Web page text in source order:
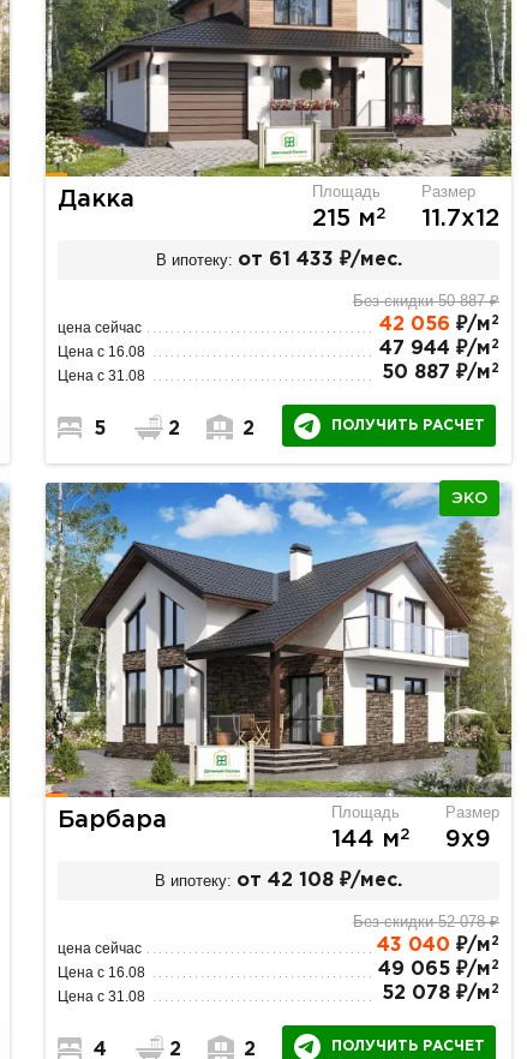
Дакка Площадь
215 м2
Размер
11.7х12
В ипотеку: от 61 433 ₽/мес.
Без скидки 50 887 ₽
цена сейчас 42 056 ₽/м 2
Цена с 16.08 47 944 ₽/м 2
Цена с 31.08 50 887 ₽/м 2
5 2 2 ПОЛУЧИТЬ РАСЧЕТ
ЭКО
Барбара Площадь
144 м2
Размер
9х9
В ипотеку: от 42 108 ₽/мес.
Без скидки 52 078 ₽
цена сейчас 43 040 ₽/м 2
Цена с 16.08 49 065 ₽/м 2
Цена с 31.08 52 078 ₽/м 2
4 2 2 ПОЛУЧИТЬ РАСЧЕТ